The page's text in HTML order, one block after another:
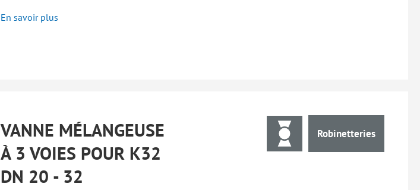
En savoir plus
VANNE MÉLANGEUSE
À 3 VOIES POUR K32
DN 20 - 32
Robinetteries